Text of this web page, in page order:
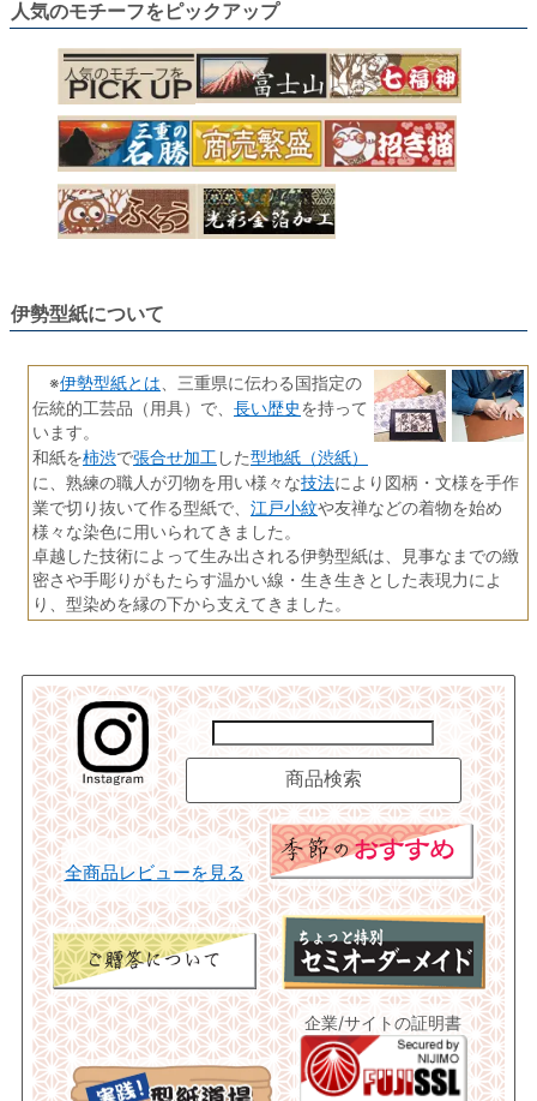
人気のモチーフをピックアップ
伊勢型紙について
※伊勢型紙とは、三重県に伝わる国指定の
伝統的工芸品（用具）で、 長い歴史を持って
います。
和紙を柿渋で張合せ加工 した型地紙（渋紙）
に、熟練の職人が刃物を用い様々な技法により図柄・文様を手作
業で切り抜いて作る型紙で、 江戸小紋や友禅などの着物を始め
様々な染色に用いられてきました。
卓越した技術によって生み出される伊勢型紙は、見事なまでの緻
密さや手彫りがもたらす温かい線・生き生きとした表現力によ
り、型染めを縁の下から支えてきました。
全商品レビューを見る
企業/サイトの証明書